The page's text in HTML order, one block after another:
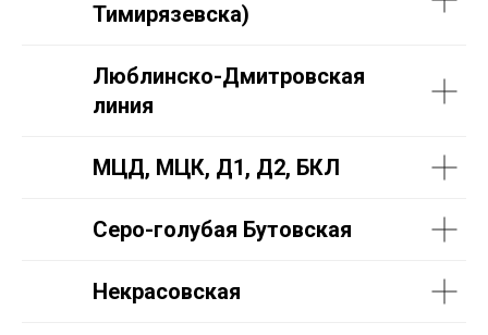
Тимирязевска)
Люблинско-Дмитровская
линия
МЦД, МЦК, Д1, Д2, БКЛ
Серо-голубая Бутовская
Некрасовская